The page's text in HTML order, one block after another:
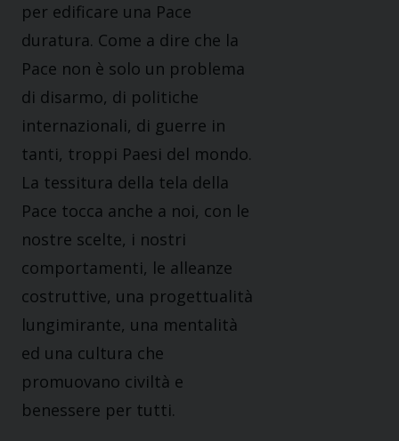
per edificare una Pace
duratura. Come a dire che la
Pace non è solo un problema
di disarmo, di politiche
internazionali, di guerre in
tanti, troppi Paesi del mondo.
La tessitura della tela della
Pace tocca anche a noi, con le
nostre scelte, i nostri
comportamenti, le alleanze
costruttive, una progettualità
lungimirante, una mentalità
ed una cultura che
promuovano civiltà e
benessere per tutti.